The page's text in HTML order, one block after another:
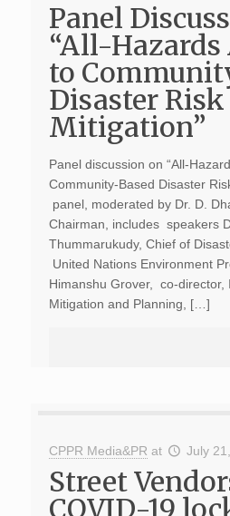
Panel
“All-Hazards
to
Disaster Risk
Mitigation”
Panel discussion on “All-
Community-Based Disaster
panel, moderated by Dr. D.
Chairman, includes speakers
Thummarukudy, Chief of
United Nations Environment
Himanshu Grover, co-director,
Mitigation and Planning, […]
CPPR Media&PR at July
Street
COVID-19